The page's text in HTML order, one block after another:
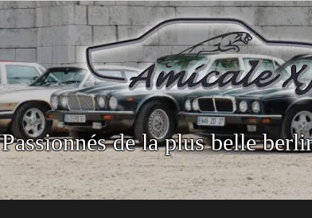
Passionnés de la plus belle